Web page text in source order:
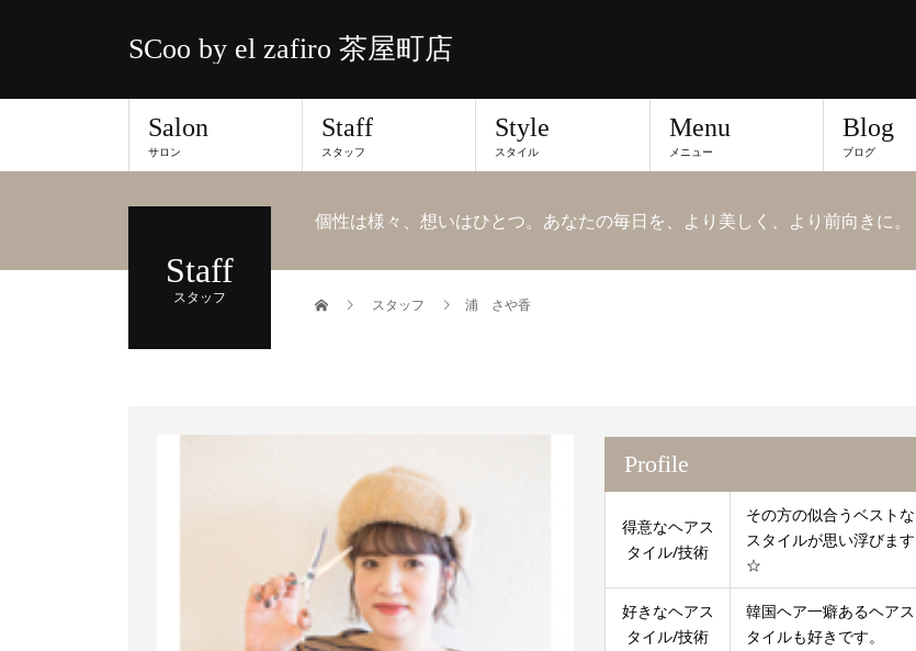
SCoo by el zafiro 茶屋町店
Salon
サロン
Staff
スタッフ
Style
スタイル
Menu
メニュー
Blog
ブログ
Staff
スタッフ
個性は様々、想いはひとつ。あなたの毎日を、より美しく、より前向きに。
スタッフ 浦 さや香
Profile
得意なヘアス
タイル/技術
その方の似合うベストな
スタイルが思い浮びます
☆
好きなヘアス
タイル/技術
韓国ヘア一癖あるヘアス
タイルも好きです。